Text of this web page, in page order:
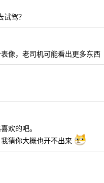
驾？
像，老司机可能看出更多东西
欢的吧。
猜你大概也开不出来